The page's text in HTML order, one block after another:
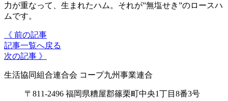
力が重なって、生まれたハム。それが”無塩せき”のロースハ
ムです。
《 前の記事
記事一覧へ戻る
次の記事 》
生活協同組合連合会 コープ九州事業連合
〒811-2496 福岡県糟屋郡篠栗町中央1丁目8番3号